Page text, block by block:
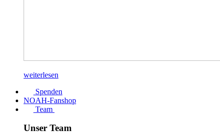
weiterlesen
Spenden
NOAH-Fanshop
Team
Unser Team